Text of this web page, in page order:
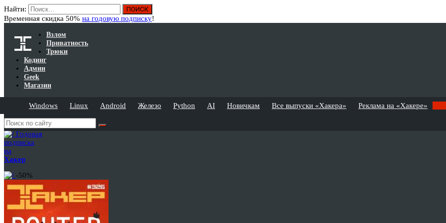
Найти:
Временная скидка 50% на годовую подписку!
Взлом
Приватность
Трюки
Кодинг
Админ
Geek
Магазин
Windows Linux Android Железо Python AI Новичкам Все выпуски «Хакера» Реклама на «Хакере»
Годовая
подписка
на
Хакер
-50%